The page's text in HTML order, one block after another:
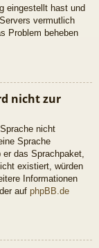
eingestellt hast und
vermutlich
Problem beheben
nicht zur
nicht
Sprache
das Sprachpaket,
existiert, würden
Informationen
auf phpBB.de